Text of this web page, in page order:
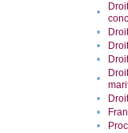
•
•
•
•
•
•
•
•